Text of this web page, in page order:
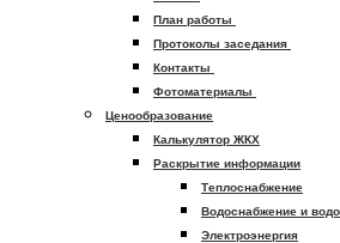
План работы
Протоколы заседания
Контакты
Фотоматериалы
Ценообразование
Калькулятор ЖКХ
Раскрытие информации
Теплоснабжение
Водоснабжение и
Электроэнергия